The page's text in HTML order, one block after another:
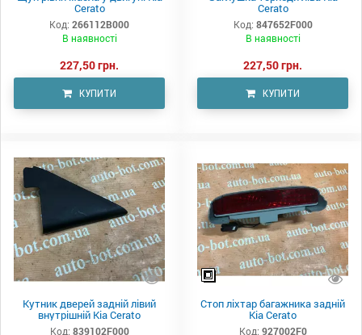
Cerato
Код: 266112B000
В наявності
227,50 грн.
КУПИТИ
Cerato
Код: 847652F000
В наявності
227,50 грн.
КУПИТИ
Кутник дверей задній лівий
внутрішній Kia Cerato
Код: 839102F000
Стоп ліхтар багажника задній
Kia Cerato
Код: 927002F0